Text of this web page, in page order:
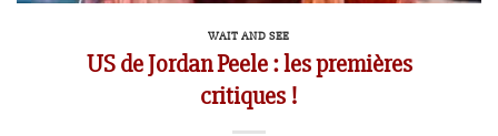
WAIT AND SEE
US de Jordan Peele : les premières
critiques !